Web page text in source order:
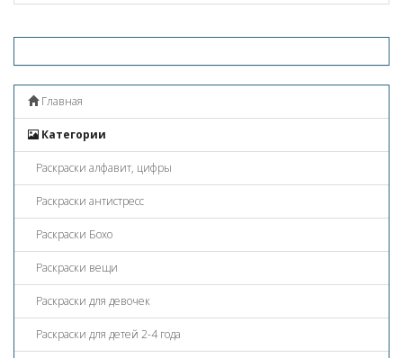
Главная
Категории
Раскраски алфавит, цифры
Раскраски антистресс
Раскраски Бохо
Раскраски вещи
Раскраски для девочек
Раскраски для детей 2-4 года